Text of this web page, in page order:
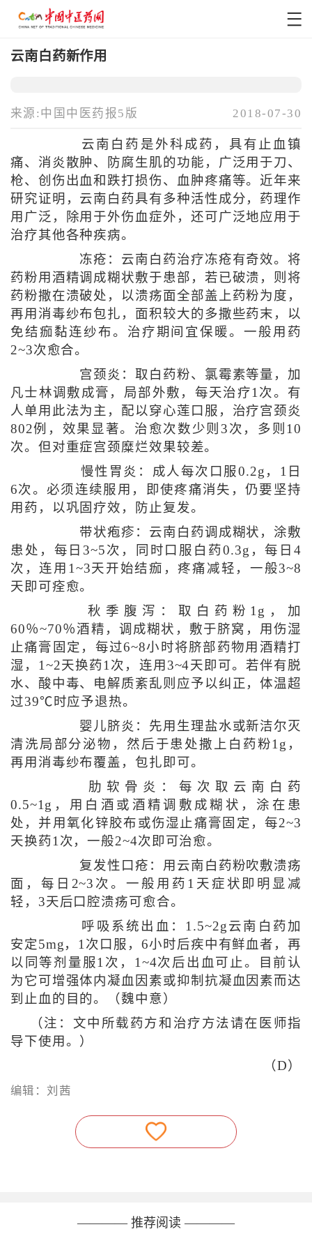
云南白药新作用
来源:中国中医药报5版 2018-07-30
云南白药是外科成药，具有止血镇
痛、消炎散肿、防腐生肌的功能，广泛用于刀、
枪、创伤出血和跌打损伤、血肿疼痛等。近年来
研究证明，云南白药具有多种活性成分，药理作
用广泛，除用于外伤血症外，还可广泛地应用于
治疗其他各种疾病。
冻疮：云南白药治疗冻疮有奇效。将
药粉用酒精调成糊状敷于患部，若已破溃，则将
药粉撒在溃破处，以溃疡面全部盖上药粉为度，
再用消毒纱布包扎，面积较大的多撒些药末，以
免结痂黏连纱布。治疗期间宜保暖。一般用药
2~3次愈合。
宫颈炎：取白药粉、氯霉素等量，加
凡士林调敷成膏，局部外敷，每天治疗1次。有
人单用此法为主，配以穿心莲口服，治疗宫颈炎
802例，效果显著。治愈次数少则3次，多则10
次。但对重症宫颈糜烂效果较差。
慢性胃炎：成人每次口服0.2g，1日
6次。必须连续服用，即使疼痛消失，仍要坚持
用药，以巩固疗效，防止复发。
带状疱疹：云南白药调成糊状，涂敷
患处，每日3~5次，同时口服白药0.3g，每日4
次，连用1~3天开始结痂，疼痛减轻，一般3~8
天即可痊愈。
秋季腹泻：取白药粉1g，加
60％~70％酒精，调成糊状，敷于脐窝，用伤湿
止痛膏固定，每过6~8小时将脐部药物用酒精打
湿，1~2天换药1次，连用3~4天即可。若伴有脱
水、酸中毒、电解质紊乱则应予以纠正，体温超
过39℃时应予退热。
婴儿脐炎：先用生理盐水或新洁尔灭
清洗局部分泌物，然后于患处撒上白药粉1g，
再用消毒纱布覆盖，包扎即可。
肋软骨炎：每次取云南白药
0.5~1g，用白酒或酒精调敷成糊状，涂在患
处，并用氧化锌胶布或伤湿止痛膏固定，每2~3
天换药1次，一般2~4次即可治愈。
复发性口疮：用云南白药粉吹敷溃疡
面，每日2~3次。一般用药1天症状即明显减
轻，3天后口腔溃疡可愈合。
呼吸系统出血：1.5~2g云南白药加
安定5mg，1次口服，6小时后疾中有鲜血者，再
以同等剂量服1次，1~4次后出血可止。目前认
为它可增强体内凝血因素或抑制抗凝血因素而达
到止血的目的。（魏中意）
（注：文中所载药方和治疗方法请在医师指
导下使用。）
（D）
编辑：刘茜
———— 推荐阅读 ————